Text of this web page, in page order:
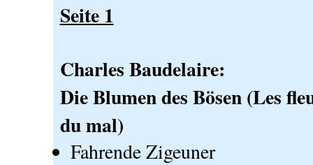
Seite 1
Charles Baudelaire:
Die Blumen des Bösen (Les
du mal)
Fahrende Zigeuner